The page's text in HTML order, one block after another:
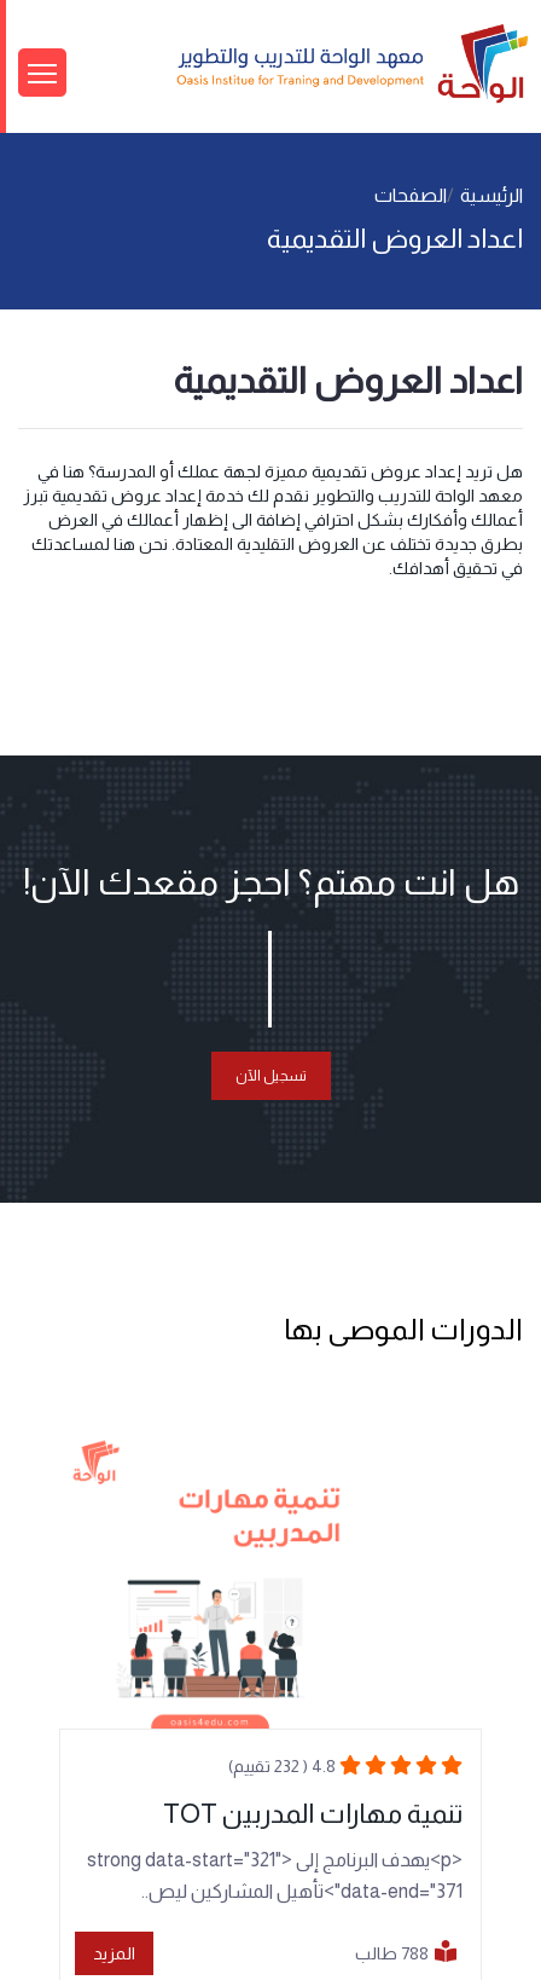
الرئيسية الصفحات
اعداد العروض التقديمية
اعداد العروض التقديمية
هل تريد إعداد عروض تقديمية مميزة لجهة عملك أو المدرسة؟ هنا في
معهد الواحة للتدريب والتطوير نقدم لك خدمة إعداد عروض تقديمية تبرز
أعمالك وأفكارك بشكل احترافي إضافة الى إظهار أعمالك في العرض
بطرق جديدة تختلف عن العروض التقليدية المعتادة. نحن هنا لمساعدتك
في تحقيق أهدافك.
هل انت مهتم؟ احجز مقعدك الآن!
تسجيل الآن
الدورات الموصى بها
4.8 ( 232 تقييم)
تنمية مهارات المدربين TOT
<p>يهدف البرنامج إلى <strong data-start="321"
data-end="371">تأهيل المشاركين ليص..
788 طالب المزيد